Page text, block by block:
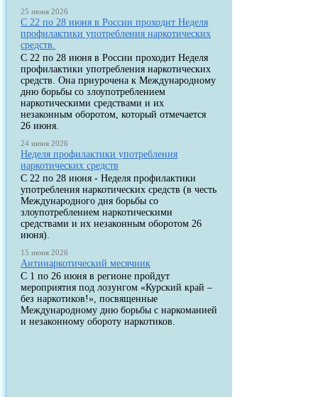
25 июня 2026
С 22 по 28 июня в России проходит Неделя
профилактики употребления наркотических
средств.
С 22 по 28 июня в России проходит Неделя
профилактики употребления наркотических
средств. Она приурочена к Международному
дню борьбы со злоупотреблением
наркотическими средствами и их
незаконным оборотом, который отмечается
26 июня.
24 июня 2026
Неделя профилактики употребления
наркотических средств
С 22 по 28 июня - Неделя профилактики
употребления наркотических средств (в честь
Международного дня борьбы со
злоупотреблением наркотическими
средствами и их незаконным оборотом 26
июня).
15 июня 2026
Антинаркотический месячник
С 1 по 26 июня в регионе пройдут
мероприятия под лозунгом «Курский край –
без наркотиков!», посвященные
Международному дню борьбы с наркоманией
и незаконному обороту наркотиков.